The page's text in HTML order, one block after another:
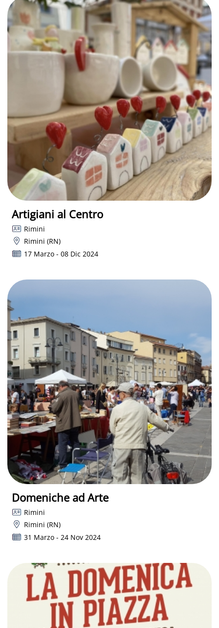
Artigiani al Centro
Rimini
Rimini (RN)
17 Marzo - 08 Dic 2024
Domeniche ad Arte
Rimini
Rimini (RN)
31 Marzo - 24 Nov 2024